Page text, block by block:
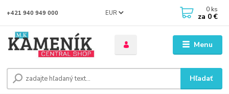
Menu
EUR
Hľadať
+421 940 949 000 0 ks
za 0 €